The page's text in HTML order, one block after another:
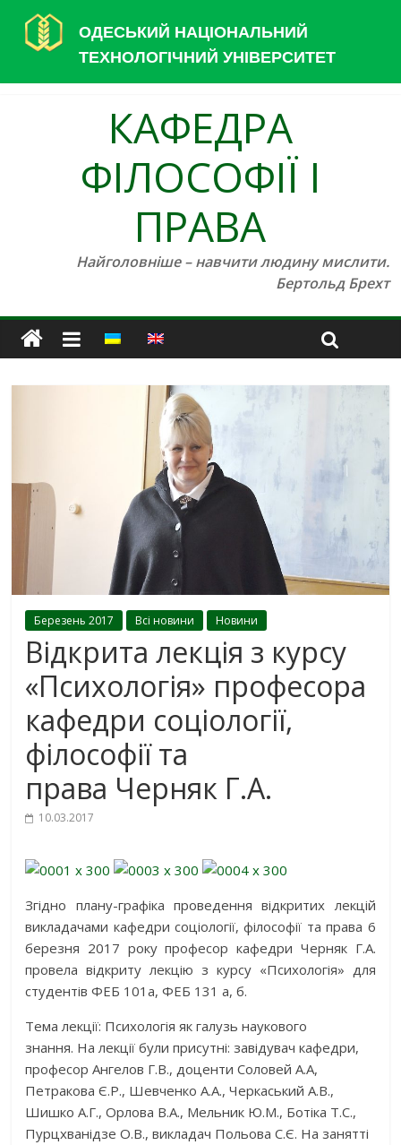
ОДЕСЬКИЙ НАЦІОНАЛЬНИЙ
ТЕХНОЛОГІЧНИЙ УНІВЕРСИТЕТ
КАФЕДРА
ФІЛОСОФІЇ І
ПРАВА
Найголовніше – навчити людину мислити.
Бертольд Брехт
Березень 2017 Всі новини Новини
Відкрита лекція з курсу
«Психологія» професора
кафедри соціології,
філософії та
права Черняк Г.А.
10.03.2017
Згідно плану-графіка проведення відкритих лекцій
викладачами кафедри соціології, філософії та права 6
березня 2017 року професор кафедри Черняк Г.А.
провела відкриту лекцію з курсу «Психологія» для
студентів ФЕБ 101а, ФЕБ 131 а, б.
Тема лекції: Психологія як галузь наукового
знання. На лекції були присутні: завідувач кафедри,
професор Ангелов Г.В., доценти Соловей А.А,
Петракова Є.Р., Шевченко А.А., Черкаський А.В.,
Шишко А.Г., Орлова В.А., Мельник Ю.М., Ботіка Т.С.,
Пурцхванідзе О.В., викладач Польова С.Є. На занятті